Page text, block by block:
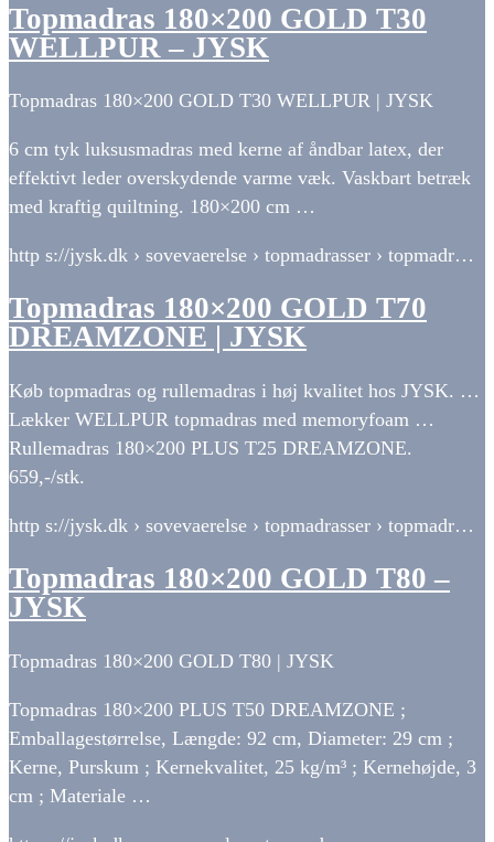
Topmadras 180×200 GOLD T30
WELLPUR – JYSK
Topmadras 180×200 GOLD T30 WELLPUR | JYSK
6 cm tyk luksusmadras med kerne af åndbar latex, der
effektivt leder overskydende varme væk. Vaskbart betræk
med kraftig quiltning. 180×200 cm …
http s://jysk.dk › sovevaerelse › topmadrasser › topmadr…
Topmadras 180×200 GOLD T70
DREAMZONE | JYSK
Køb topmadras og rullemadras i høj kvalitet hos JYSK. …
Lækker WELLPUR topmadras med memoryfoam …
Rullemadras 180×200 PLUS T25 DREAMZONE.
659,-/stk.
http s://jysk.dk › sovevaerelse › topmadrasser › topmadr…
Topmadras 180×200 GOLD T80 –
JYSK
Topmadras 180×200 GOLD T80 | JYSK
Topmadras 180×200 PLUS T50 DREAMZONE ;
Emballagestørrelse, Længde: 92 cm, Diameter: 29 cm ;
Kerne, Purskum ; Kernekvalitet, 25 kg/m³ ; Kernehøjde, 3
cm ; Materiale …